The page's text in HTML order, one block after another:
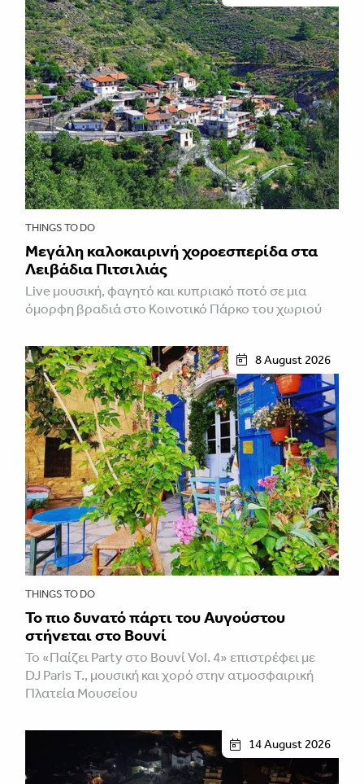
THINGS TO DO
Μεγάλη καλοκαιρινή χοροεσπερίδα στα
Λειβάδια Πιτσιλιάς
Live μουσική, φαγητό και κυπριακό ποτό σε μια
όμορφη βραδιά στο Κοινοτικό Πάρκο του χωριού
8 August 2026
THINGS TO DO
Το πιο δυνατό πάρτι του Αυγούστου
στήνεται στο Βουνί
Το «Παίζει Party στο Βουνί Vol. 4» επιστρέφει με
DJ Paris T., μουσική και χορό στην ατμοσφαιρική
Πλατεία Μουσείου
14 August 2026